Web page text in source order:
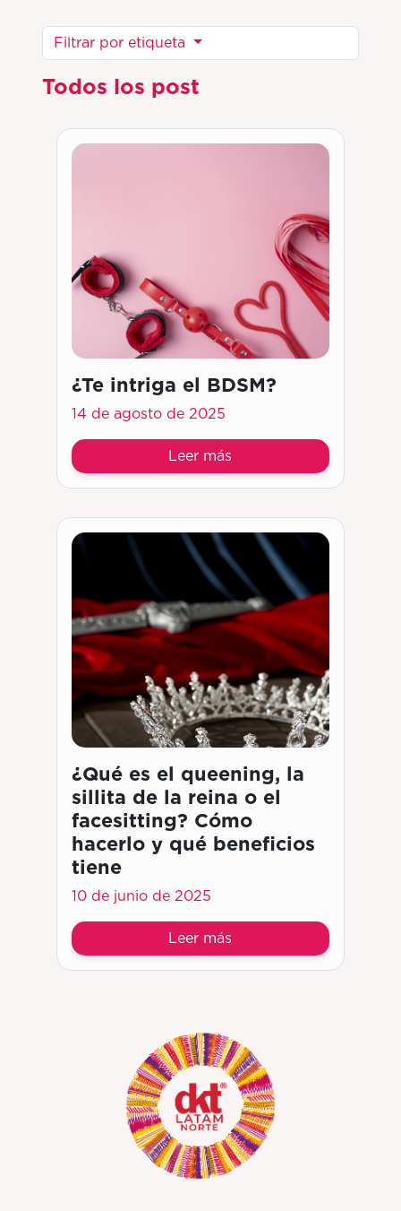
Filtrar por etiqueta
Todos los post
¿Te intriga el BDSM?
14 de agosto de 2025
Leer más
¿Qué es el queening, la
sillita de la reina o el
facesitting? Cómo
hacerlo y qué beneficios
tiene
10 de junio de 2025
Leer más